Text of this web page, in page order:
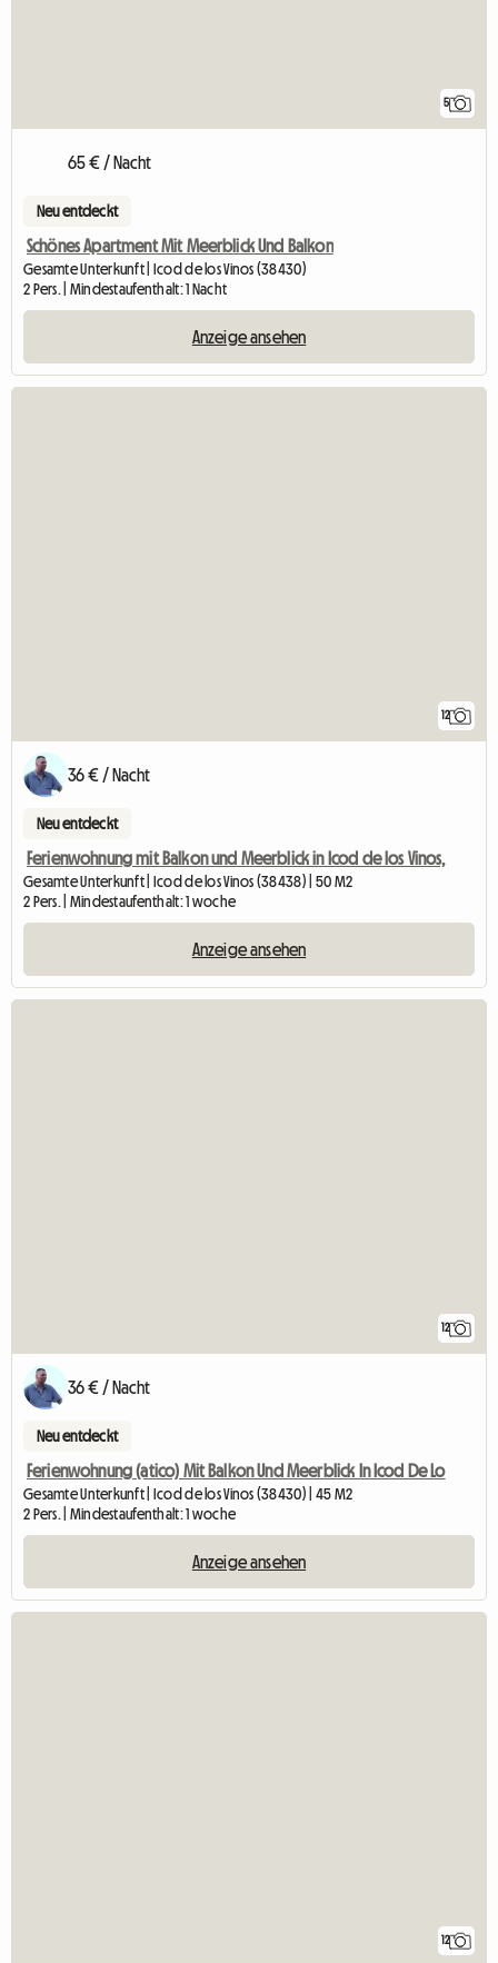
5
65 € / Nacht
Neu entdeckt
Schönes Apartment Mit Meerblick Und Balkon
Gesamte Unterkunft | Icod de los Vinos (38430)
2 Pers. | Mindestaufenthalt: 1 Nacht
Anzeige ansehen
12
36 € / Nacht
Neu entdeckt
Ferienwohnung mit Balkon und Meerblick in Icod de los Vinos,
Gesamte Unterkunft | Icod de los Vinos (38438) | 50 M2
2 Pers. | Mindestaufenthalt: 1 woche
Anzeige ansehen
12
36 € / Nacht
Neu entdeckt
Ferienwohnung (atico) Mit Balkon Und Meerblick In Icod De Lo
Gesamte Unterkunft | Icod de los Vinos (38430) | 45 M2
2 Pers. | Mindestaufenthalt: 1 woche
Anzeige ansehen
12